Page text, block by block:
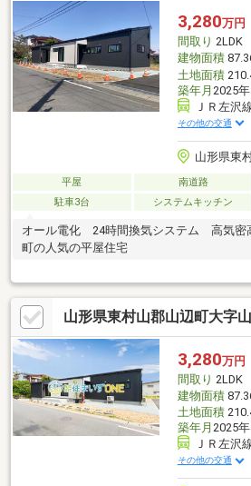
3,280万円
間取り 2LDK
建物面積
土地面積
築年月 2025
ＪＲ左沢
その他の交通
山形県東
平屋 南道路
駐車3台
システムキッチン
オール電化 24時間換気システム 高気
町の人気の平屋住宅
山形県東村山郡山辺町大字
3,280万円
間取り 2LDK
建物面積
土地面積
築年月 2025
ＪＲ左沢
その他の交通